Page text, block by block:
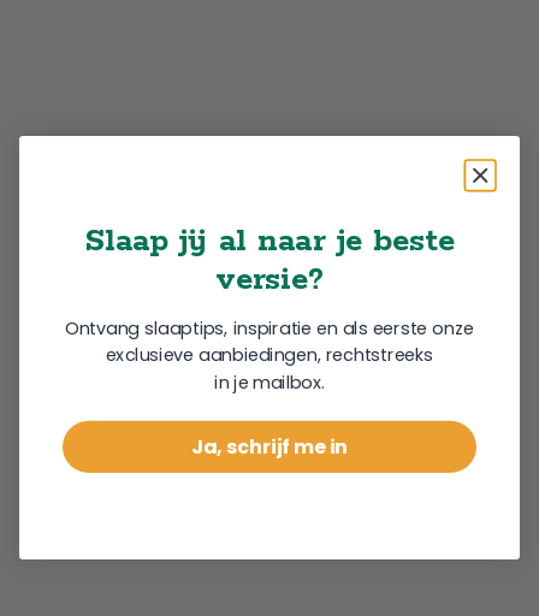
Slaap jij al naar je beste
versie?
Ontvang slaaptips, inspiratie en als eerste onze
exclusieve aanbiedingen, rechtstreeks
in je mailbox.
Ja, schrijf me in